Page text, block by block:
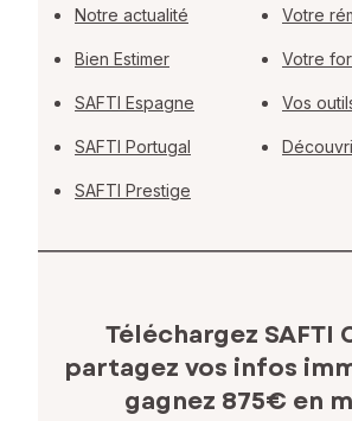
Notre actualité
Bien Estimer
SAFTI Espagne
SAFTI Portugal
SAFTI Prestige
Votre
Votre
Vos
Téléchargez SAFTI
partagez vos infos
gagnez 875€ en